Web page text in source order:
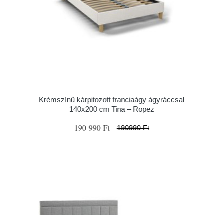
Krémszínű kárpitozott franciaágy ágyráccsal
140x200 cm Tina – Ropez
190 990 Ft 190990 Ft